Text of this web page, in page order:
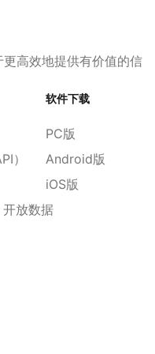
高效地提供有价值的信
）
放数据
软件下载
PC版
Android版
iOS版